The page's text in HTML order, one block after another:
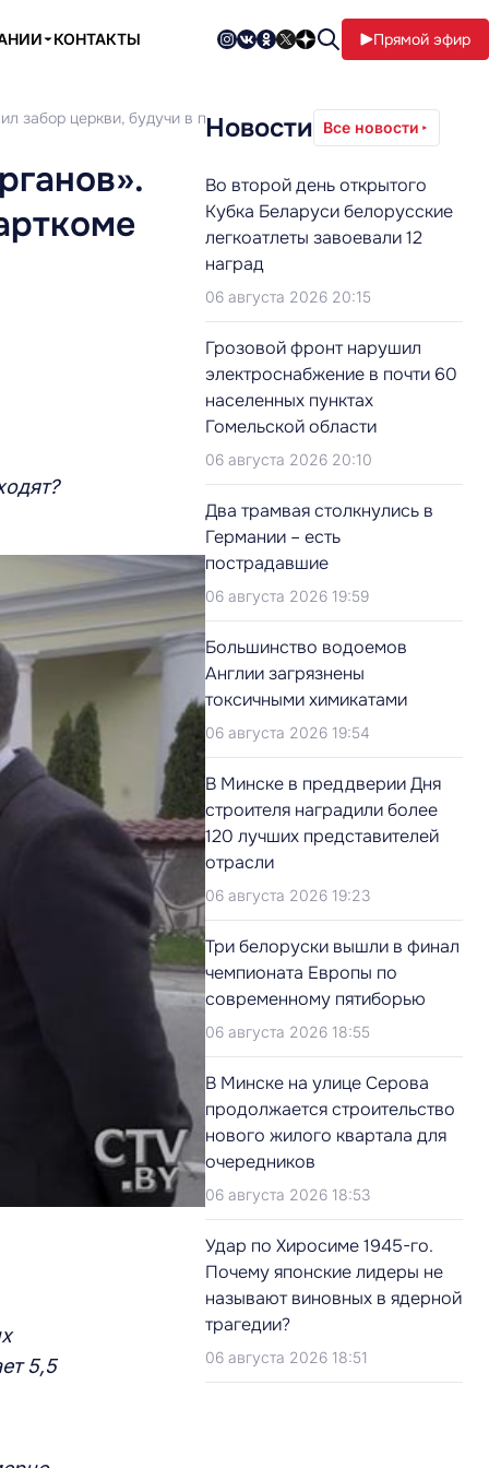
КОНТАКТЫ Прямой эфир
забор церкви, будучи в парткоме
5,5
Новости Все новости
Во второй день открытого
Кубка Беларуси белорусские
легкоатлеты завоевали 12
наград
06 августа 2026 20:15
Грозовой фронт нарушил
электроснабжение в почти 60
населенных пунктах
Гомельской области
06 августа 2026 20:10
Два трамвая столкнулись в
Германии – есть
пострадавшие
06 августа 2026 19:59
Большинство водоемов
Англии загрязнены
токсичными химикатами
06 августа 2026 19:54
В Минске в преддверии Дня
строителя наградили более
120 лучших представителей
отрасли
06 августа 2026 19:23
Три белоруски вышли в финал
чемпионата Европы по
современному пятиборью
06 августа 2026 18:55
В Минске на улице Серова
продолжается строительство
нового жилого квартала для
очередников
06 августа 2026 18:53
Удар по Хиросиме 1945-го.
Почему японские лидеры не
называют виновных в ядерной
трагедии?
06 августа 2026 18:51